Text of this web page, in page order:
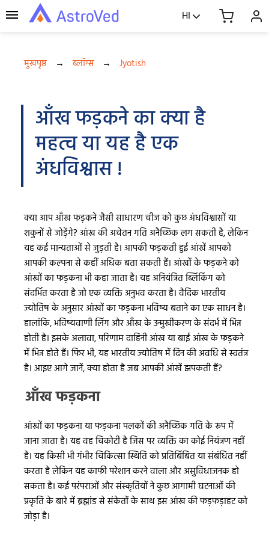
HI
मुखपृष्ठ → ब्लॉग्स → Jyotish
आँख फड़कने का क्या है
महत्व या यह है एक
अंधविश्वास !
क्या आप आँख फड़कने जैसी साधारण चीज को कुछ अंधविश्वासों या
शकुनों से जोड़ेंगे? आंख की अचेतन गति अनैच्छिक लग सकती है, लेकिन
यह कई मान्यताओं से जुड़ती है। आपकी फड़कती हुई आंखें आपको
आपकी कल्पना से कहीं अधिक बता सकती हैं। आंखों के फड़कने को
आंखों का फड़कना भी कहा जाता है। यह अनियंत्रित ब्लिंकिंग को
संदर्भित करता है जो एक व्यक्ति अनुभव करता है। वैदिक भारतीय
ज्योतिष के अनुसार आंखों का फड़कना भविष्य बताने का एक साधन है।
हालांकि, भविष्यवाणी लिंग और आँख के उन्मुखीकरण के संदर्भ में भिन्न
होती है। इसके अलावा, परिणाम दाहिनी आंख या बाईं आंख के फड़कने
में भिन्न होते हैं। फिर भी, यह भारतीय ज्योतिष में दिन की अवधि से स्वतंत्र
है। आइए आगे जानें, क्या होता है जब आपकी आंखें झपकती हैं?
आँख फड़कना
आंखों का फड़कना या फड़कना पलकों की अनैच्छिक गति के रूप में
जाना जाता है। यह वह चिकोटी है जिस पर व्यक्ति का कोई नियंत्रण नहीं
है। यह किसी भी गंभीर चिकित्सा स्थिति को प्रतिबिंबित या संबंधित नहीं
करता है लेकिन यह काफी परेशान करने वाला और असुविधाजनक हो
सकता है। कई परंपराओं और संस्कृतियों ने कुछ आगामी घटनाओं की
प्रकृति के बारे में ब्रह्मांड से संकेतों के साथ इस आंख की फड़फड़ाहट को
जोड़ा है।